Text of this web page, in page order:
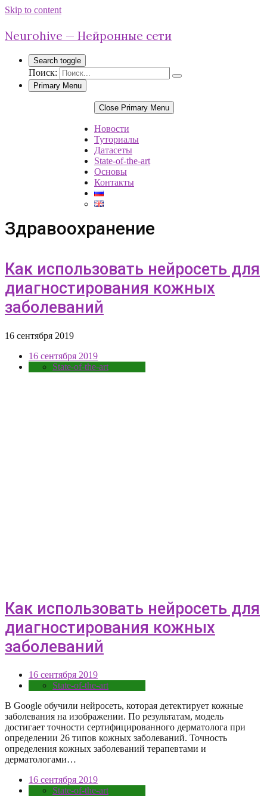
Skip to content
Neurohive — Нейронные сети
Search toggle
Поиск:
Primary Menu
Close Primary Menu
Новости
Туториалы
Датасеты
State-of-the-art
Основы
Контакты
Здравоохранение
Как использовать нейросеть для
диагностирования кожных
заболеваний
16 сентября 2019
16 сентября 2019
State-of-the-art
Как использовать нейросеть для
диагностирования кожных
заболеваний
16 сентября 2019
State-of-the-art
В Google обучили нейросеть, которая детектирует кожные
заболевания на изображении. По результатам, модель
достигает точности сертифицированного дерматолога при
определении 26 типов кожных заболеваний. Точность
определения кожных заболеваний терапевтами и
дерматологами…
16 сентября 2019
State-of-the-art